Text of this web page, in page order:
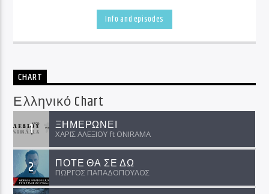
γύρω μας!
Info and episodes
CHART
Ελληνικό Chart
1 ΞΗΜΕΡΩΝΕΙ
ΧΑΡΙΣ ΑΛΕΞΙΟΥ ft ΟNIRAMA
2 ΠΟΤΕ ΘΑ ΣΕ ΔΩ
ΓΙΩΡΓΟΣ ΠΑΠΑΔΟΠΟΥΛΟΣ